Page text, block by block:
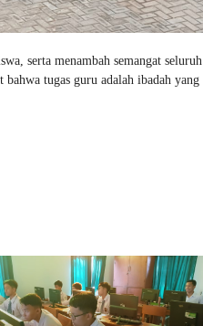
serta menambah semangat seluruh
tugas guru adalah ibadah yang